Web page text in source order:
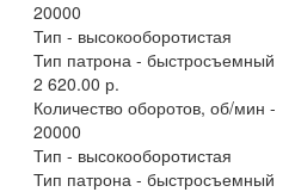
20000
Тип - высокооборотистая
Тип патрона - быстросъемный
2 620.00 р.
Количество оборотов, об/мин -
20000
Тип - высокооборотистая
Тип патрона - быстросъемный